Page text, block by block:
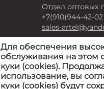
Отдел оптовых
+7(910)944-42-02
sales-
Интернет-
+7(910)940-16-54
arteldeti-
г. Тула, посёлок
Для обеспечения
обслуживания на этом
куки (cookies).
использование, вы
куки (cookies) будут